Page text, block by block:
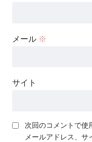
メール ※
サイト
次回のコメントで使
メールアドレス、サ